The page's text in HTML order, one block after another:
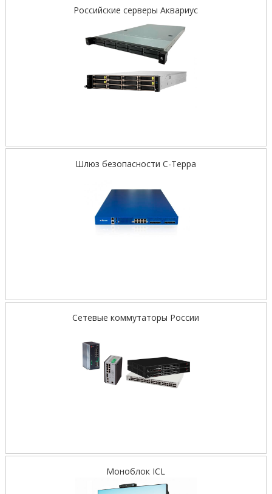
Российские серверы Аквариус
Шлюз безопасности С-Терра
Сетевые коммутаторы России
Моноблок ICL